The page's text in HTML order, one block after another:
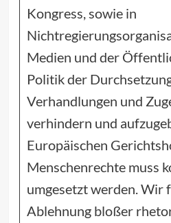
Kongress, sowie in
Medien und der
Politik der
Verhandlungen und
verhindern und
Europäischen
Menschenrechte muss
umgesetzt werden. Wir
Ablehnung bloßer